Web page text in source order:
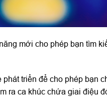
mới cho phép bạn tìm
triển để cho phép bạn
ra ca khúc chứa giai điệu